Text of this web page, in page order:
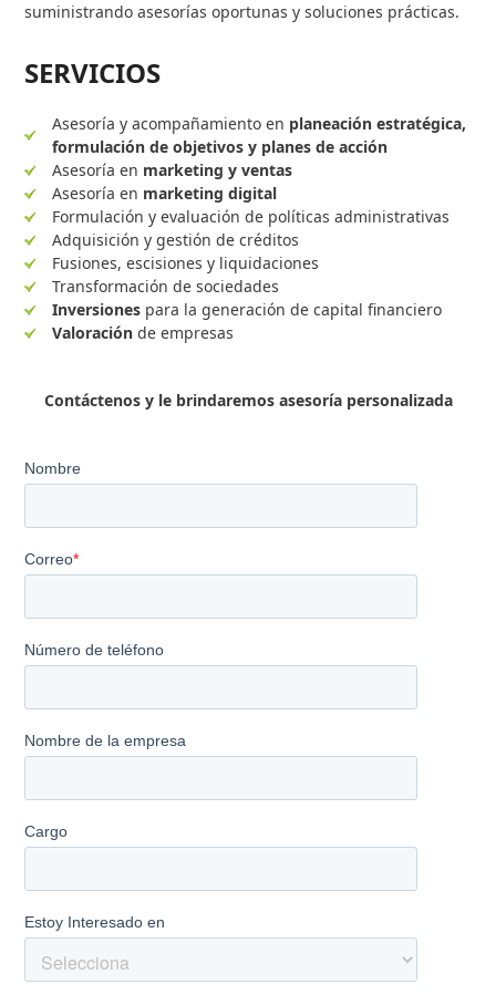
suministrando asesorías oportunas y soluciones prácticas.
SERVICIOS
Asesoría y acompañamiento en planeación estratégica,
formulación de objetivos y planes de acción
Asesoría en marketing y ventas
Asesoría en marketing digital
Formulación y evaluación de políticas administrativas
Adquisición y gestión de créditos
Fusiones, escisiones y liquidaciones
Transformación de sociedades
Inversiones para la generación de capital financiero
Valoración de empresas
Contáctenos y le brindaremos asesoría personalizada